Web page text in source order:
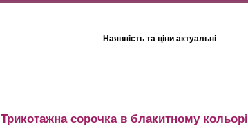
Наявність та ціни актуальні
Трикотажна сорочка в блакитному кольорі